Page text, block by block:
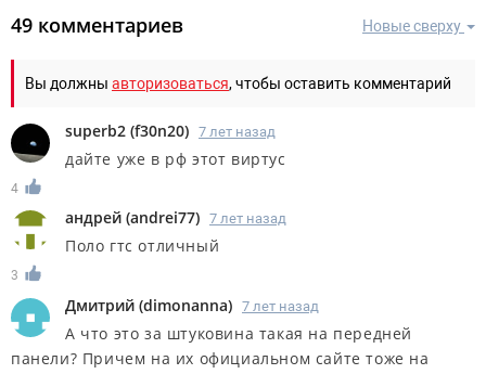
Новые сверху
49 комментариев
Вы должны авторизоваться, чтобы оставить комментарий
superb2 (f30n20) 7 лет назад
дайте уже в рф этот виртус
4
андрей (andrei77) 7 лет назад
Поло гтс отличный
3
Дмитрий (dimonanna) 7 лет назад
А что это за штуковина такая на передней
панели? Причем на их официальном сайте тоже на